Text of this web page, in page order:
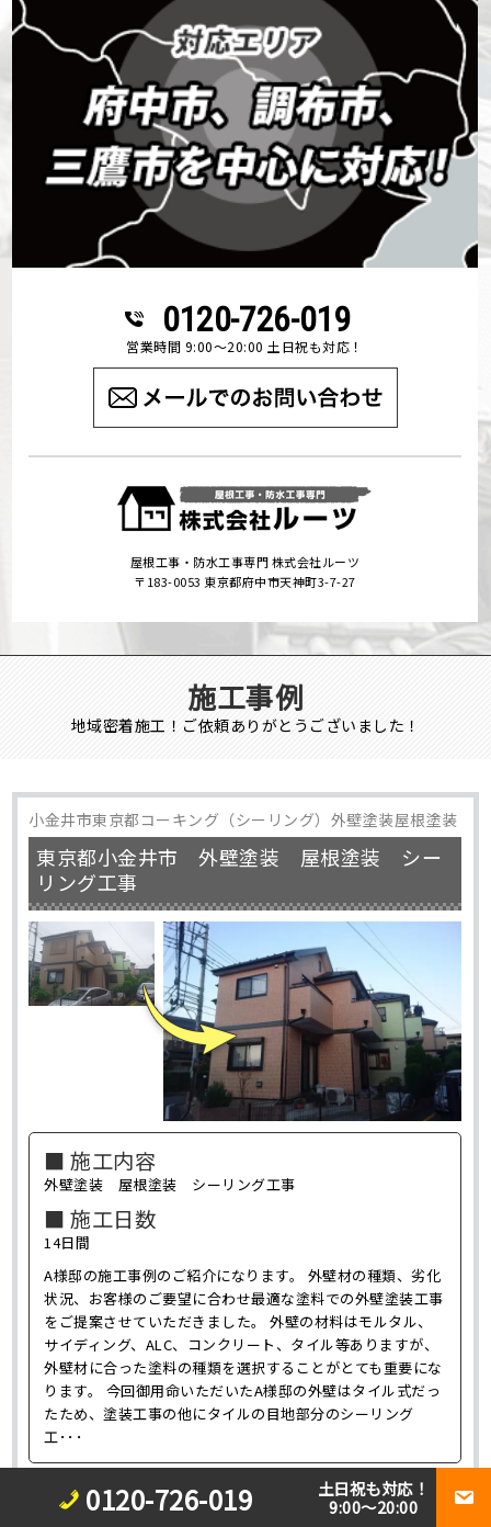
0120-726-019
営業時間 9:00～20:00 土日祝も対応！
屋根工事・防水工事専門 株式会社ルーツ
〒183-0053 東京都府中市天神町3-7-27
施工事例
地域密着施工！ご依頼ありがとうございました！
小金井市東京都コーキング（シーリング）外壁塗装屋根塗装
東京都小金井市 外壁塗装 屋根塗装 シー
リング工事
■ 施工内容
外壁塗装 屋根塗装 シーリング工事
■ 施工日数
14日間
A様邸の施工事例のご紹介になります。 外壁材の種類、劣化
状況、お客様のご要望に合わせ最適な塗料での外壁塗装工事
をご提案させていただきました。 外壁の材料はモルタル、
サイディング、ALC、コンクリート、タイル等ありますが、
外壁材に合った塗料の種類を選択することがとても重要にな
ります。 今回御用命いただいたA様邸の外壁はタイル式だっ
たため、塗装工事の他にタイルの目地部分のシーリング
工･･･
0120-726-019
土日祝も対応！
9:00～20:00